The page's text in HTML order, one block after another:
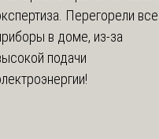
Перегорели все
в доме, из-за
подачи